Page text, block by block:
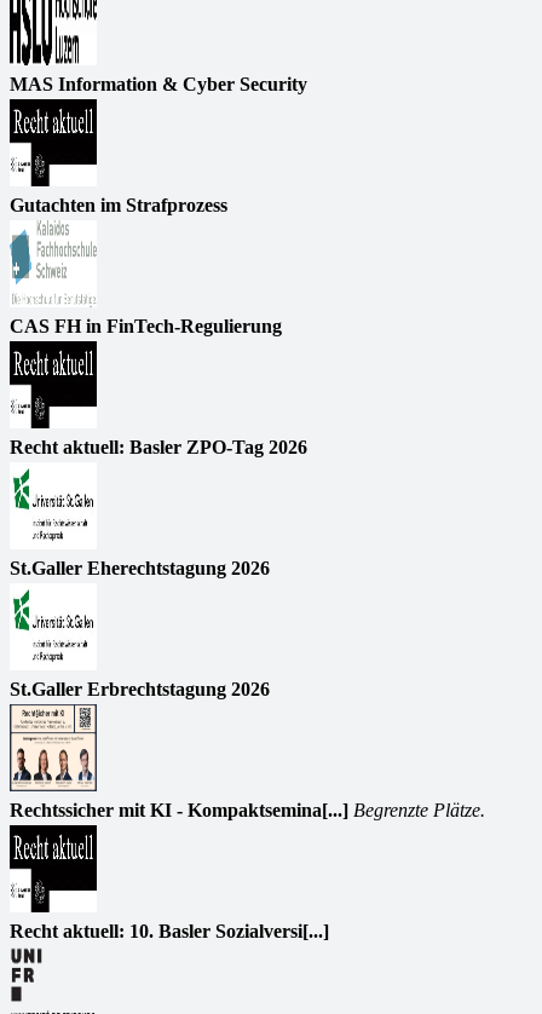
MAS Information & Cyber Security
Gutachten im Strafprozess
CAS FH in FinTech-Regulierung
Recht aktuell: Basler ZPO-Tag 2026
St.Galler Eherechtstagung 2026
St.Galler Erbrechtstagung 2026
Rechtssicher mit KI - Kompaktsemina[...] Begrenzte Plätze.
Recht aktuell: 10. Basler Sozialversi[...]